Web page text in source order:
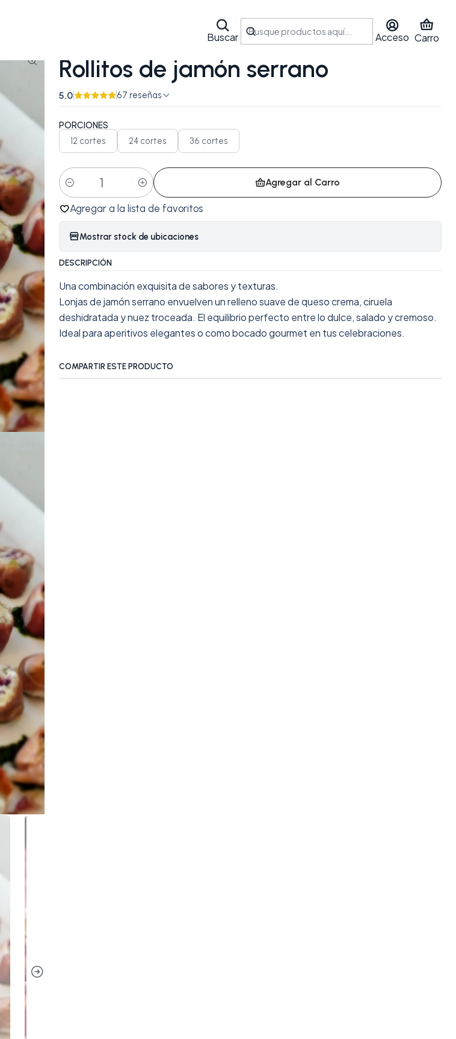
Buscar Acceso Carro
Rollitos de jamón serrano
5.0 67 reseñas
PORCIONES
12 cortes 24 cortes 36 cortes
Cantidad
Agregar al Carro
Agregar a la lista de favoritos
Mostrar stock de ubicaciones
DESCRIPCIÓN
Una combinación exquisita de sabores y texturas.
Lonjas de jamón serrano envuelven un relleno suave de queso crema, ciruela
deshidratada y nuez troceada. El equilibrio perfecto entre lo dulce, salado y cremoso.
Ideal para aperitivos elegantes o como bocado gourmet en tus celebraciones.
COMPARTIR ESTE PRODUCTO